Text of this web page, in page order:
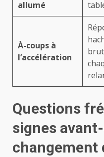
allumé
À-coups à
l’accélération
Questions
signes
changement